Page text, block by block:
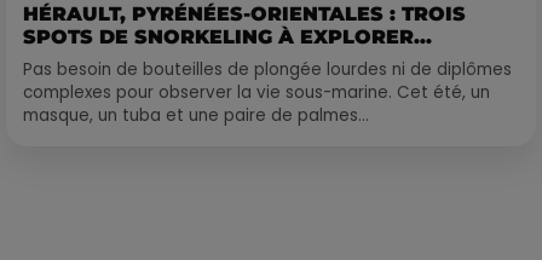
HÉRAULT, PYRÉNÉES-ORIENTALES : TROIS
SPOTS DE SNORKELING À EXPLORER...
Pas besoin de bouteilles de plongée lourdes ni de diplômes
complexes pour observer la vie sous-marine. Cet été, un
masque, un tuba et une paire de palmes...